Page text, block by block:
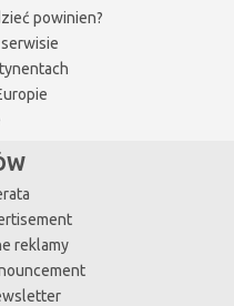
powinien?
reklamy